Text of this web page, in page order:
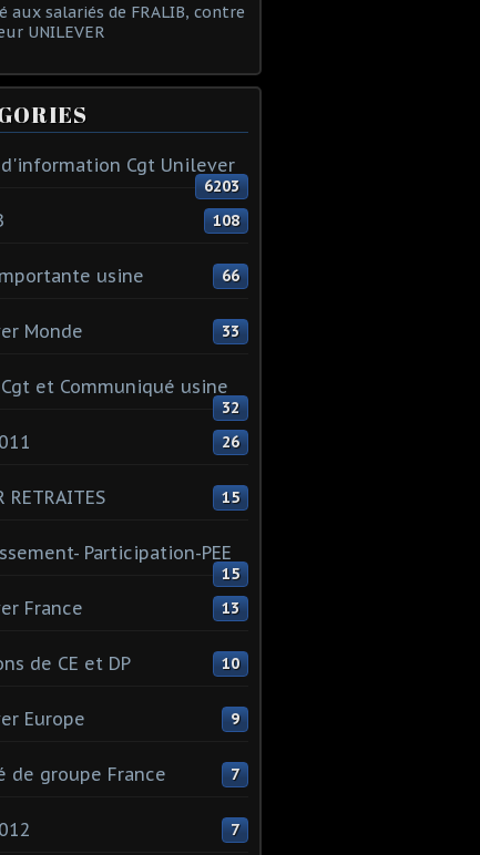
aux salariés de FRALIB, contre
UNILEVER
Cgt Unilever
6203
108
usine 66
Monde 33
et Communiqué usine
32
26
RETRAITES 15
Participation-PEE
15
France 13
de CE et DP 10
Europe 9
de groupe France 7
7